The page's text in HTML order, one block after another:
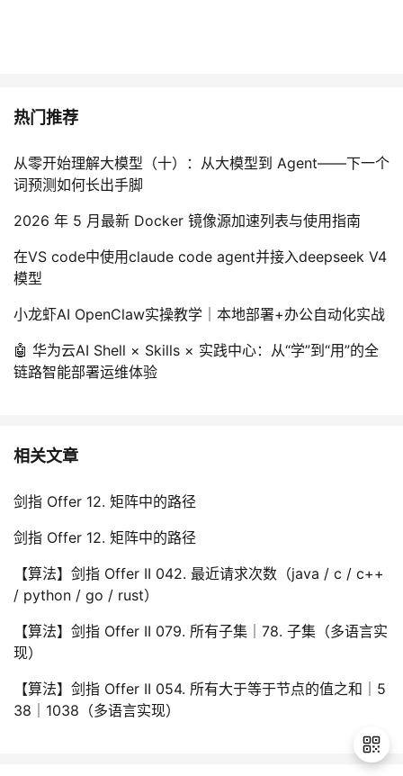
热门推荐
从零开始理解大模型（十）：从大模型到 Agent——下一个
词预测如何长出手脚
2026 年 5 月最新 Docker 镜像源加速列表与使用指南
在VS code中使用claude code agent并接入deepseek V4
模型
小龙虾AI OpenClaw实操教学｜本地部署+办公自动化实战
🤖 华为云AI Shell × Skills × 实践中心：从“学”到“用”的全
链路智能部署运维体验
相关文章
剑指 Offer 12. 矩阵中的路径
剑指 Offer 12. 矩阵中的路径
【算法】剑指 Offer II 042. 最近请求次数（java / c / c++
/ python / go / rust）
【算法】剑指 Offer II 079. 所有子集｜78. 子集（多语言实
现）
【算法】剑指 Offer II 054. 所有大于等于节点的值之和｜5
38｜1038（多语言实现）